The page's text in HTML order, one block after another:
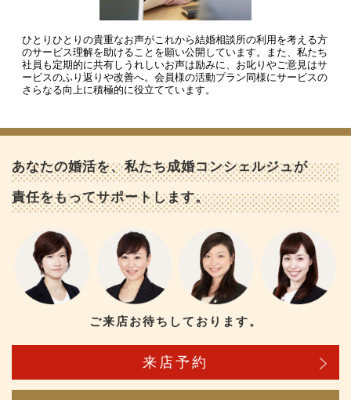
ひとりひとりの貴重なお声がこれから結婚相談所の利用を考える方
のサービス理解を助けることを願い公開しています。また、私たち
社員も定期的に共有しうれしいお声は励みに、お叱りやご意見はサ
ービスのふり返りや改善へ。会員様の活動プラン同様にサービスの
さらなる向上に積極的に役立てています。
あなたの婚活を、私たち成婚コンシェルジュが
責任をもってサポートします。
ご来店お待ちしております。
来店予約